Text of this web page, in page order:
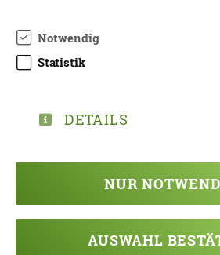
Telefon: 0351 20 28 630
E-Mail:
tagespflege-
ZURÜCK ZUR ÜBERSICHT
Notwendig
Statistik
DETAILS
NUR
AUSWAHL